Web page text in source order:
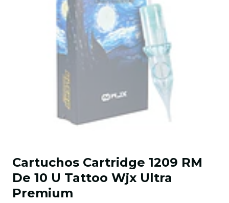
Cartuchos Cartridge 1209 RM
De 10 U Tattoo Wjx Ultra
Premium